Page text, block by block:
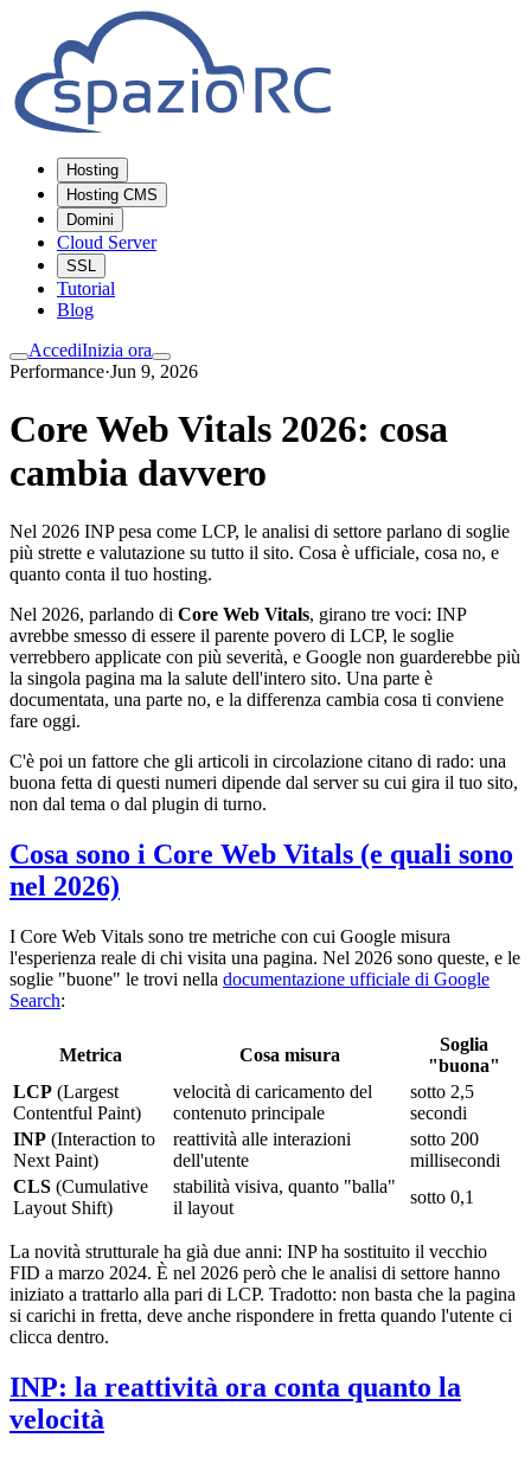
Hosting
Hosting CMS
Domini
Cloud Server
SSL
Tutorial
Blog
AccediInizia ora
Performance·Jun 9, 2026
Core Web Vitals 2026: cosa
cambia davvero
Nel 2026 INP pesa come LCP, le analisi di settore parlano di soglie
più strette e valutazione su tutto il sito. Cosa è ufficiale, cosa no, e
quanto conta il tuo hosting.
Nel 2026, parlando di Core Web Vitals, girano tre voci: INP
avrebbe smesso di essere il parente povero di LCP, le soglie
verrebbero applicate con più severità, e Google non guarderebbe più
la singola pagina ma la salute dell'intero sito. Una parte è
documentata, una parte no, e la differenza cambia cosa ti conviene
fare oggi.
C'è poi un fattore che gli articoli in circolazione citano di rado: una
buona fetta di questi numeri dipende dal server su cui gira il tuo sito,
non dal tema o dal plugin di turno.
Cosa sono i Core Web Vitals (e quali sono
nel 2026)
I Core Web Vitals sono tre metriche con cui Google misura
l'esperienza reale di chi visita una pagina. Nel 2026 sono queste, e le
soglie "buone" le trovi nella documentazione ufficiale di Google
Search:
Metrica Cosa misura
Soglia
"buona"
LCP (Largest
Contentful Paint)
velocità di caricamento del
contenuto principale
sotto 2,5
secondi
INP (Interaction to
Next Paint)
reattività alle interazioni
dell'utente
sotto 200
millisecondi
CLS (Cumulative
Layout Shift)
stabilità visiva, quanto "balla"
il layout
sotto 0,1
La novità strutturale ha già due anni: INP ha sostituito il vecchio
FID a marzo 2024. È nel 2026 però che le analisi di settore hanno
iniziato a trattarlo alla pari di LCP. Tradotto: non basta che la pagina
si carichi in fretta, deve anche rispondere in fretta quando l'utente ci
clicca dentro.
INP: la reattività ora conta quanto la
velocità